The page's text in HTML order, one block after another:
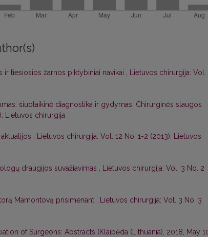
ir tiesiosios žarnos piktybiniai navikai , Lietuvos chirurgija: Vol.
šiuolaikinė diagnostika ir gydymas. Chirurginės slaugos
Lietuvos chirurgija
, Lietuvos chirurgija: Vol. 12 No. 1-2 (2013): Lietuvos
draugijos suvažiavimas , Lietuvos chirurgija: Vol. 3 No. 2
Mamontovą prisimenant , Lietuvos chirurgija: Vol. 3 No. 3
of Surgeons: Abstracts (Klaipėda (Lithuania), 2018, May